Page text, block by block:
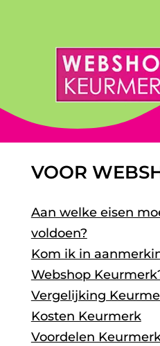
VOOR
Aan welke eisen
voldoen?
Kom ik in
Webshop
Vergelijking
Kosten Keurmerk
Voordelen